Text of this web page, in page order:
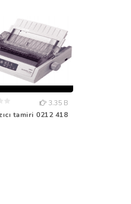
3.35 B
tamiri 0212 418